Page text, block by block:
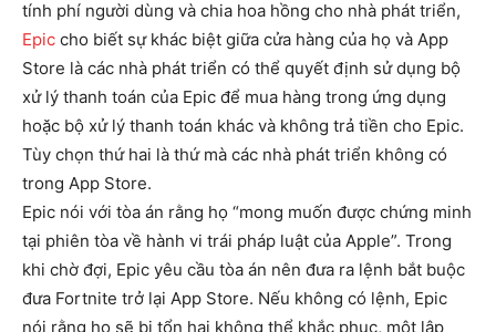
tính phí người dùng và chia hoa hồng cho nhà phát triển,
Epic cho biết sự khác biệt giữa cửa hàng của họ và App
Store là các nhà phát triển có thể quyết định sử dụng bộ
xử lý thanh toán của Epic để mua hàng trong ứng dụng
hoặc bộ xử lý thanh toán khác và không trả tiền cho Epic.
Tùy chọn thứ hai là thứ mà các nhà phát triển không có
trong App Store.
Epic nói với tòa án rằng họ “mong muốn được chứng minh
tại phiên tòa về hành vi trái pháp luật của Apple”. Trong
khi chờ đợi, Epic yêu cầu tòa án nên đưa ra lệnh bắt buộc
đưa Fortnite trở lại App Store. Nếu không có lệnh, Epic
nói rằng họ sẽ bị tổn hại không thể khắc phục, một lập